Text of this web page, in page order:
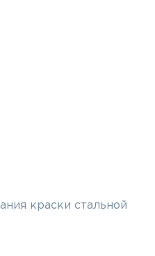
краски стальной